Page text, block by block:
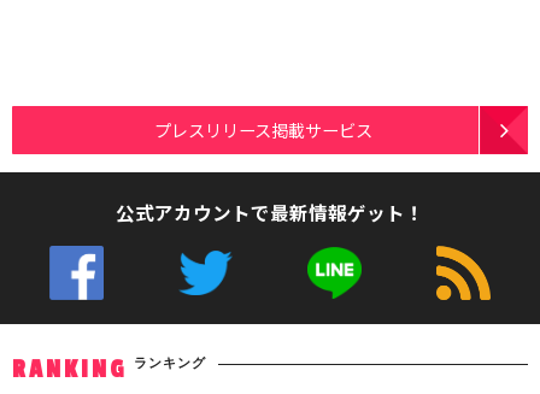
プレスリリース掲載サービス
公式アカウントで最新情報ゲット！
RANKING ランキング